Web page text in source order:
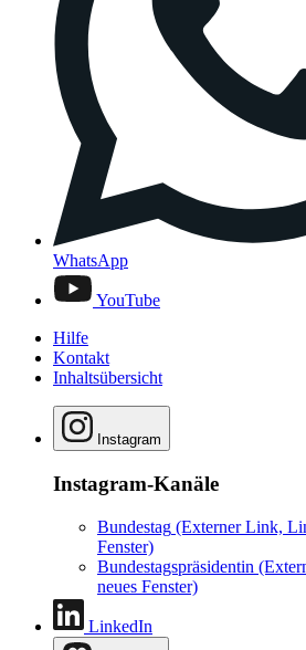
WhatsApp
YouTube
Hilfe
Kontakt
Inhaltsübersicht
Instagram
Instagram-Kanäle
Bundestag (Externer Link,
Fenster)
Bundestagspräsidentin
neues Fenster)
LinkedIn